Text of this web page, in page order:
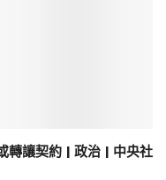
轉讓契約 | 政治 | 中央社